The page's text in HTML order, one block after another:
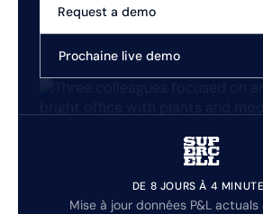
Request a demo
Prochaine live demo
DE 8 JOURS À 4
Mise à jour données P&L